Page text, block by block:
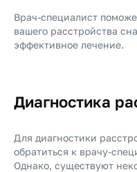
Врач-специалист
вашего расстройства
эффективное лечение.
Диагностика
Для диагностики
обратиться к врачу-
Однако, существуют